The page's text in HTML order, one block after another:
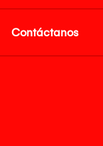
Contáctanos